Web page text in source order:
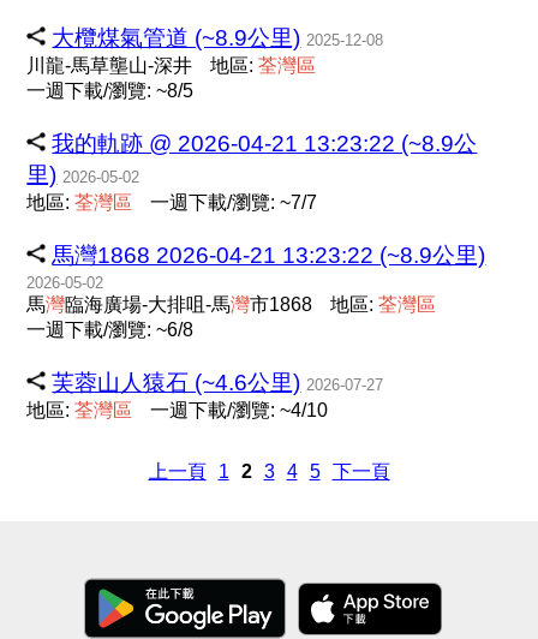
大欖煤氣管道 (~8.9公里) 2025-12-08
川龍-馬草壟山-深井 地區:荃灣區
一週下載/瀏覽: ~8/5
我的軌跡 @ 2026-04-21 13:23:22 (~8.9公
里) 2026-05-02
地區:荃灣區 一週下載/瀏覽: ~7/7
馬灣1868 2026-04-21 13:23:22 (~8.9公里)
2026-05-02
馬灣臨海廣場-大排咀-馬灣市1868 地區:荃灣區
一週下載/瀏覽: ~6/8
芙蓉山人猿石 (~4.6公里) 2026-07-27
地區:荃灣區 一週下載/瀏覽: ~4/10
上一頁 1 2 3 4 5 下一頁